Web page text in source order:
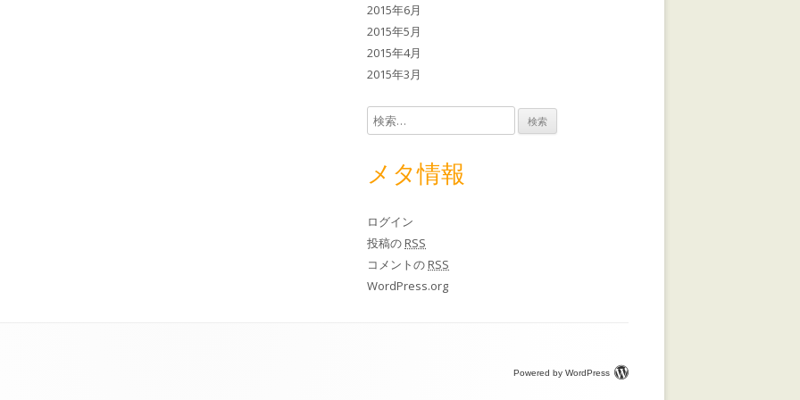
2015年6月
2015年5月
2015年4月
2015年3月
検索:
メタ情報
ログイン
投稿のRSS
コメントのRSS
WordPress.org
Powered by WordPress